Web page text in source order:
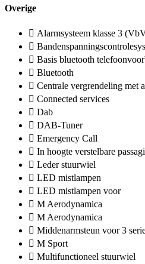
Overige
Alarmsysteem klasse 3
Basis bluetooth
Bluetooth
Centrale vergrendeling met
Connected services
Dab
DAB-Tuner
Emergency Call
In hoogte verstelbare
Leder stuurwiel
LED mistlampen
LED mistlampen voor
M Aerodynamica
M Aerodynamica
Middenarmsteun voor 3
M Sport
Multifunctioneel stuurwiel